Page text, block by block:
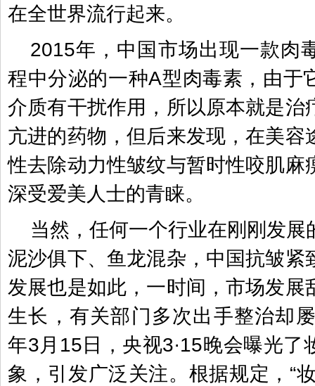
在全世界流行起来。
2015年，中国市场出现一款肉
程中分泌的一种A型肉毒素，由于
介质有干扰作用，所以原本就是治
亢进的药物，但后来发现，在美容
性去除动力性皱纹与暂时性咬肌麻
深受爱美人士的青睐。
当然，任何一个行业在刚刚发展
泥沙俱下、鱼龙混杂，中国抗皱紧
发展也是如此，一时间，市场发展
生长，有关部门多次出手整治却
年3月15日，央视3·15晚会曝光了
象，引发广泛关注。根据规定，“